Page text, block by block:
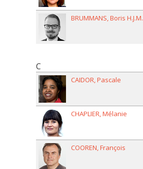
BRUMMANS Boris H.J.M.
C
CAIDOR Pascale
CHAPLIER Mélanie
COOREN François